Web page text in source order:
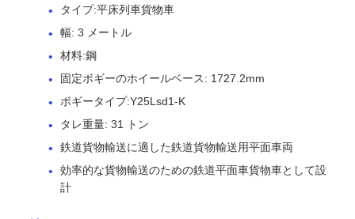
タイプ:平床列車貨物車
幅: 3 メートル
材料:鋼
固定ボギーのホイールベース: 1727.2mm
ボギータイプ:Y25Lsd1-K
タレ重量: 31 トン
鉄道貨物輸送に適した鉄道貨物輸送用平面車両
効率的な貨物輸送のための鉄道平面車貨物車として設
計